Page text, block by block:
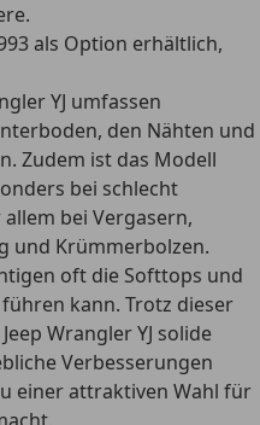
als Option erhältlich,
YJ umfassen
den Nähten und
Zudem ist das Modell
bei schlecht
bei Vergasern,
und Krümmerbolzen.
oft die Softtops und
kann. Trotz dieser
Wrangler YJ solide
Verbesserungen
einer attraktiven Wahl für